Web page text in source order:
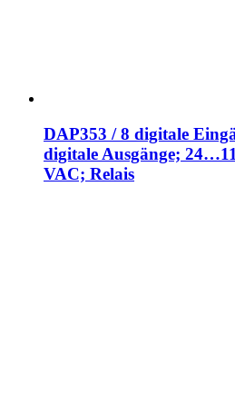
DAP353 / 8 digitale
digitale Ausgänge;
VAC; Relais